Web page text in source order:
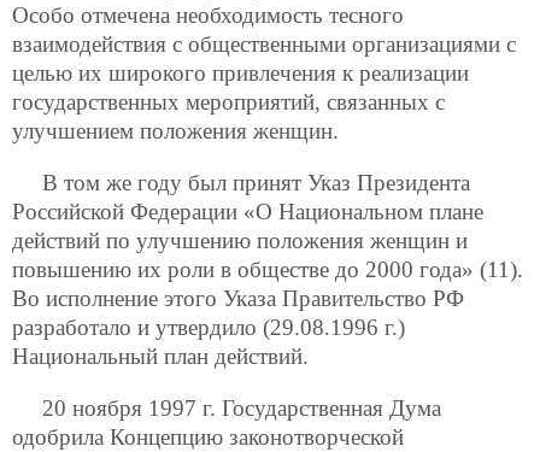
Особо отмечена необходимость тесного
взаимодействия с общественными организациями с
целью их широкого привлечения к реализации
государственных мероприятий, связанных с
улучшением положения женщин.
В том же году был принят Указ Президента
Российской Федерации «О Национальном плане
действий по улучшению положения женщин и
повышению их роли в обществе до 2000 года» (11).
Во исполнение этого Указа Правительство РФ
разработало и утвердило (29.08.1996 г.)
Национальный план действий.
20 ноября 1997 г. Государственная Дума
одобрила Концепцию законотворческой